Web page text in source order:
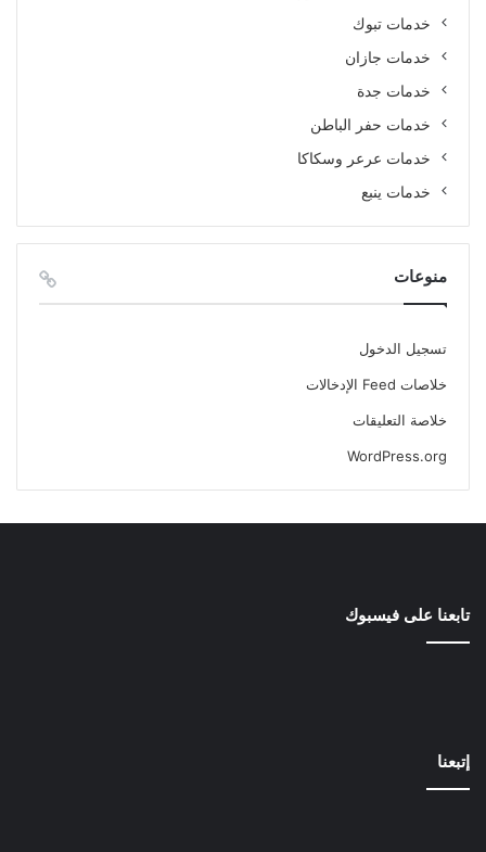
خدمات تبوك
خدمات جازان
خدمات جدة
خدمات حفر الباطن
خدمات عرعر وسكاكا
خدمات ينبع
منوعات
تسجيل الدخول
خلاصات Feed الإدخالات
خلاصة التعليقات
WordPress.org
تابعنا على فيسبوك
إتبعنا